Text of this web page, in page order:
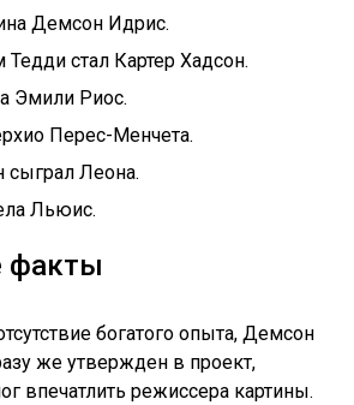
Демсон Идрис.
стал Картер Хадсон.
Эмили Риос.
Перес-Менчета.
сыграл Леона.
Льюис.
факты
богатого опыта, Демсон
же утвержден в проект,
впечатлить режиссера картины.